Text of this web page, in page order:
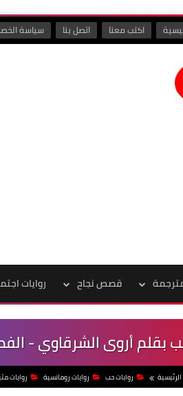
اكتب معنا اتصل بنا سياسة
قصص نجاح روايات
أروى الشرقاوي -
روايات حب روايات رومانسية روايات